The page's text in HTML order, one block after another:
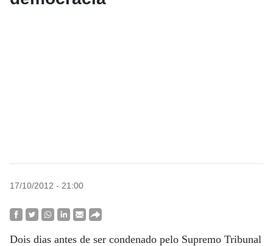
17/10/2012 - 21:00
Dois dias antes de ser condenado pelo Supremo Tribunal